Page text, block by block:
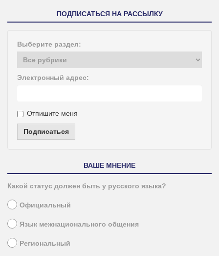
ПОДПИСАТЬСЯ НА РАССЫЛКУ
Выберите раздел:
Электронный адрес:
Отпишите меня
Подписаться
ВАШЕ МНЕНИЕ
Какой статус должен быть у русского языка?
Официальный
Язык межнационального общения
Региональный